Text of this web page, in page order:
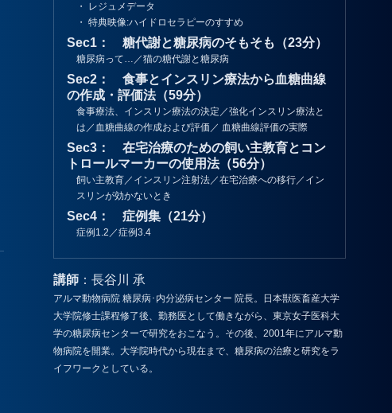
・ レジュメデータ
・ 特典映像:ハイドロセラピーのすすめ
Sec1： 糖代謝と糖尿病のそもそも（23分）
糖尿病って…／猫の糖代謝と糖尿病
Sec2： 食事とインスリン療法から血糖曲線
の作成・評価法（59分）
食事療法、インスリン療法の決定／強化インスリン療法と
は／血糖曲線の作成および評価／ 血糖曲線評価の実際
Sec3： 在宅治療のための飼い主教育とコン
トロールマーカーの使用法（56分）
飼い主教育／インスリン注射法／在宅治療への移行／イン
スリンが効かないとき
Sec4： 症例集（21分）
症例1.2／症例3.4
講師：長谷川 承
アルマ動物病院 糖尿病･内分泌病センター 院長。日本獣医畜産大学
大学院修士課程修了後、勤務医として働きながら、東京女子医科大
学の糖尿病センターで研究をおこなう。その後、2001年にアルマ動
物病院を開業。大学院時代から現在まで、糖尿病の治療と研究をラ
イフワークとしている。